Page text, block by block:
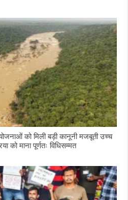
को मिली बड़ी कानूनी मजबूती उच्च
को माना पूर्णतः विधिसम्मत